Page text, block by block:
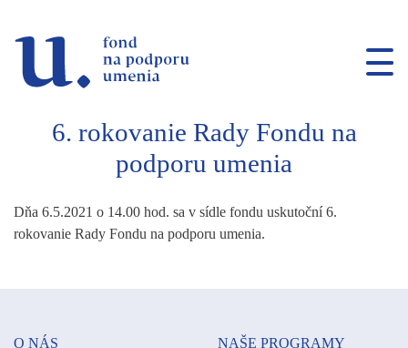
6. rokovanie Rady Fondu na
podporu umenia
Dňa 6.5.2021 o 14.00 hod. sa v sídle fondu uskutoční 6.
rokovanie Rady Fondu na podporu umenia.
O NÁS NAŠE PROGRAMY